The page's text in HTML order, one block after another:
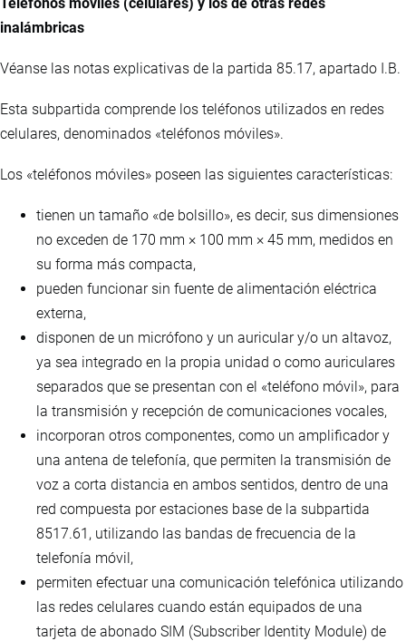
inalámbricas
Véanse las notas explicativas de la partida 85.17, apartado I.B.
Esta subpartida comprende los teléfonos utilizados en redes
celulares, denominados «teléfonos móviles».
Los «teléfonos móviles» poseen las siguientes características:
tienen un tamaño «de bolsillo», es decir, sus dimensiones
no exceden de 170 mm × 100 mm × 45 mm, medidos en
su forma más compacta,
pueden funcionar sin fuente de alimentación eléctrica
externa,
disponen de un micrófono y un auricular y/o un altavoz,
ya sea integrado en la propia unidad o como auriculares
separados que se presentan con el «teléfono móvil», para
la transmisión y recepción de comunicaciones vocales,
incorporan otros componentes, como un amplificador y
una antena de telefonía, que permiten la transmisión de
voz a corta distancia en ambos sentidos, dentro de una
red compuesta por estaciones base de la subpartida
8517.61, utilizando las bandas de frecuencia de la
telefonía móvil,
permiten efectuar una comunicación telefónica utilizando
las redes celulares cuando están equipados de una
tarjeta de abonado SIM (Subscriber Identity Module) de